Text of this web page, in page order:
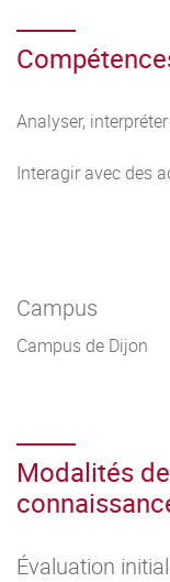
Analyser,
Interagir avec des
Campus
Campus de Dijon
Modalités
Évaluation